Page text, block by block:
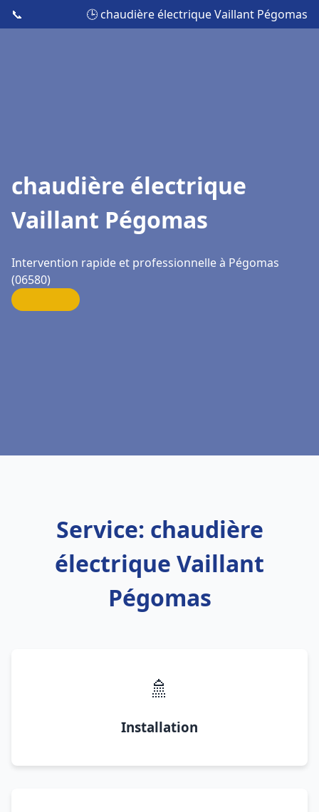
📞 🕒 chaudière électrique Vaillant Pégomas
chaudière électrique
Vaillant Pégomas
Intervention rapide et professionnelle à Pégomas
(06580)
Service: chaudière
électrique Vaillant
Pégomas
🚿
Installation